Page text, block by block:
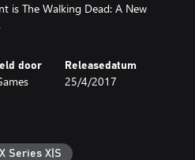
is The Walking Dead: A New
door Releasedatum
25/4/2017
Series X|S